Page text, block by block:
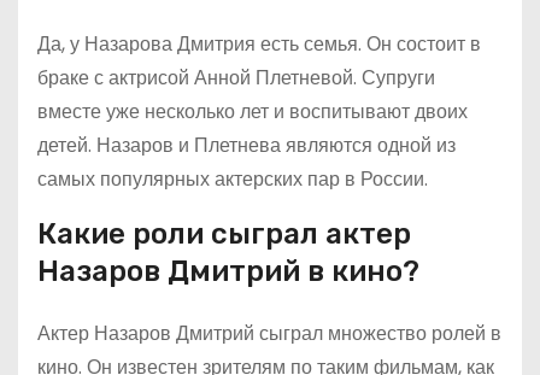
Да, у Назарова Дмитрия есть семья. Он состоит в
браке с актрисой Анной Плетневой. Супруги
вместе уже несколько лет и воспитывают двоих
детей. Назаров и Плетнева являются одной из
самых популярных актерских пар в России.
Какие роли сыграл актер
Назаров Дмитрий в кино?
Актер Назаров Дмитрий сыграл множество ролей в
кино. Он известен зрителям по таким фильмам, как